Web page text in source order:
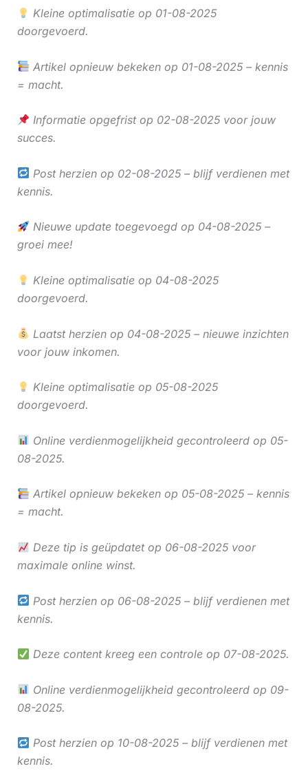
Kleine optimalisatie op 01-08-2025
doorgevoerd.
Artikel opnieuw bekeken op 01-08-2025 – kennis
= macht.
Informatie opgefrist op 02-08-2025 voor jouw
succes.
Post herzien op 02-08-2025 – blijf verdienen met
kennis.
Nieuwe update toegevoegd op 04-08-2025 –
groei mee!
Kleine optimalisatie op 04-08-2025
doorgevoerd.
Laatst herzien op 04-08-2025 – nieuwe inzichten
voor jouw inkomen.
Kleine optimalisatie op 05-08-2025
doorgevoerd.
Online verdienmogelijkheid gecontroleerd op 05-
08-2025.
Artikel opnieuw bekeken op 05-08-2025 – kennis
= macht.
Deze tip is geüpdatet op 06-08-2025 voor
maximale online winst.
Post herzien op 06-08-2025 – blijf verdienen met
kennis.
Deze content kreeg een controle op 07-08-2025.
Online verdienmogelijkheid gecontroleerd op 09-
08-2025.
Post herzien op 10-08-2025 – blijf verdienen met
kennis.